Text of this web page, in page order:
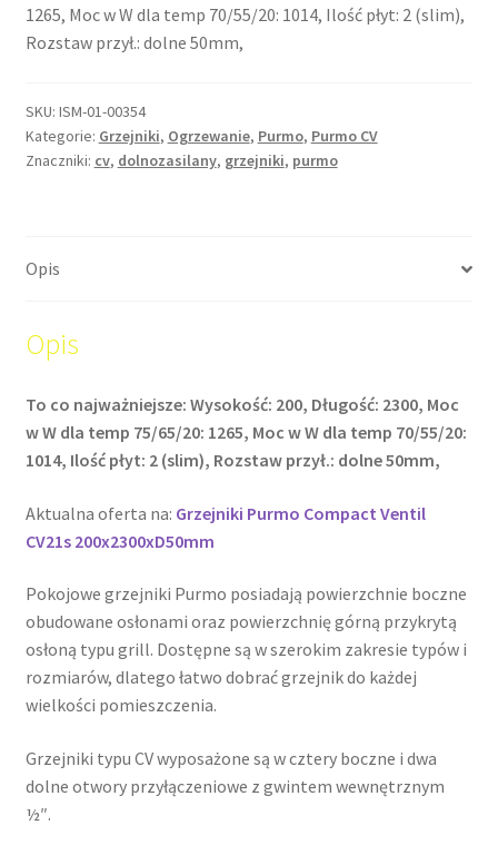
1265, Moc w W dla temp 70/55/20: 1014, Ilość płyt: 2 (slim),
Rozstaw przył.: dolne 50mm,
SKU: ISM-01-00354
Kategorie: Grzejniki, Ogrzewanie, Purmo, Purmo CV
Znaczniki: cv, dolnozasilany, grzejniki, purmo
Opis
Opis
To co najważniejsze: Wysokość: 200, Długość: 2300, Moc
w W dla temp 75/65/20: 1265, Moc w W dla temp 70/55/20:
1014, Ilość płyt: 2 (slim), Rozstaw przył.: dolne 50mm,
Aktualna oferta na: Grzejniki Purmo Compact Ventil
CV21s 200x2300xD50mm
Pokojowe grzejniki Purmo posiadają powierzchnie boczne
obudowane osłonami oraz powierzchnię górną przykrytą
osłoną typu grill. Dostępne są w szerokim zakresie typów i
rozmiarów, dlatego łatwo dobrać grzejnik do każdej
wielkości pomieszczenia.
Grzejniki typu CV wyposażone są w cztery boczne i dwa
dolne otwory przyłączeniowe z gwintem wewnętrznym
½″.